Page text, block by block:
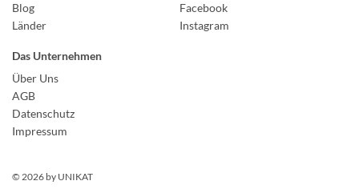
Blog
Länder
Facebook
Instagram
Das Unternehmen
Über Uns
AGB
Datenschutz
Impressum
© 2026 by UNIKAT